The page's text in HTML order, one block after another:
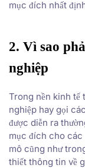
mục đích nhất
2. Vì sao
nghiệp
Trong nền kinh tế
nghiệp hay gọi
được diễn ra
mục đích cho các
mô cũng như
thiết thông tin về